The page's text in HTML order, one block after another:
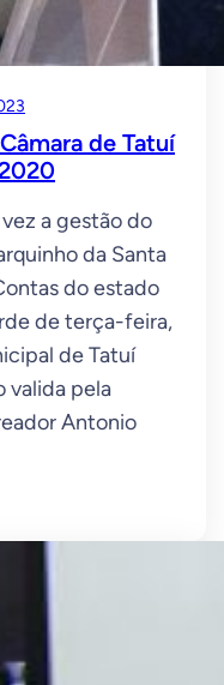
de Tatuí
a gestão do
da Santa
do estado
de terça-feira,
de Tatuí
valida pela
Antonio